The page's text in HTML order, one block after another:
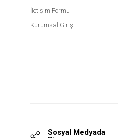
İletişim Formu
Kurumsal Giriş
Sosyal Medyada